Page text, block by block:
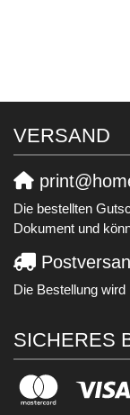
VERSAND
Die bestellten
Dokument und
Die Bestellung
SICHERES